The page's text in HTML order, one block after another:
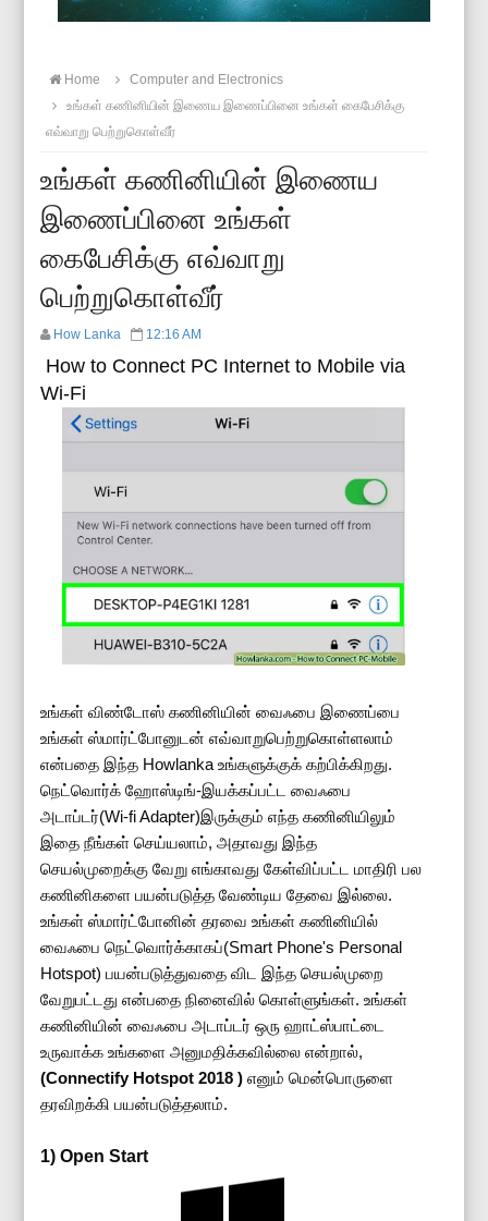
Home
Computer and Electronics
உங்கள் கணினியின் இணைய இணைப்பினை உங்கள் கைபேசிக்கு
எவ்வாறு பெற்றுகொள்வீர்
உங்கள் கணினியின் இணைய
இணைப்பினை உங்கள்
கைபேசிக்கு எவ்வாறு
பெற்றுகொள்வீர்
How Lanka 12:16 AM
How to Connect PC Internet to Mobile via
Wi-Fi
உங்கள் விண்டோஸ் கணினியின் வைஃபை இணைப்பை
உங்கள் ஸ்மார்ட்போனுடன் எவ்வாறுபெற்றுகொள்ளலாம்
என்பதை இந்த Howlanka உங்களுக்குக் கற்பிக்கிறது.
நெட்வொர்க் ஹோஸ்டிங்-இயக்கப்பட்ட வைஃபை
அடாப்டர்(Wi-fi Adapter)இருக்கும் எந்த கணினியிலும்
இதை நீங்கள் செய்யலாம், அதாவது இந்த
செயல்முறைக்கு வேறு எங்காவது கேள்விப்பட்ட மாதிரி பல
கணினிகளை பயன்படுத்த வேண்டிய தேவை இல்லை.
உங்கள் ஸ்மார்ட்போனின் தரவை உங்கள் கணினியில்
வைஃபை நெட்வொர்க்காகப்(Smart Phone's Personal
Hotspot) பயன்படுத்துவதை விட இந்த செயல்முறை
வேறுபட்டது என்பதை நினைவில் கொள்ளுங்கள். உங்கள்
கணினியின் வைஃபை அடாப்டர் ஒரு ஹாட்ஸ்பாட்டை
உருவாக்க உங்களை அனுமதிக்கவில்லை என்றால்,
(Connectify Hotspot 2018 ) எனும் மென்பொருளை
தரவிறக்கி பயன்படுத்தலாம்.
1) Open Start